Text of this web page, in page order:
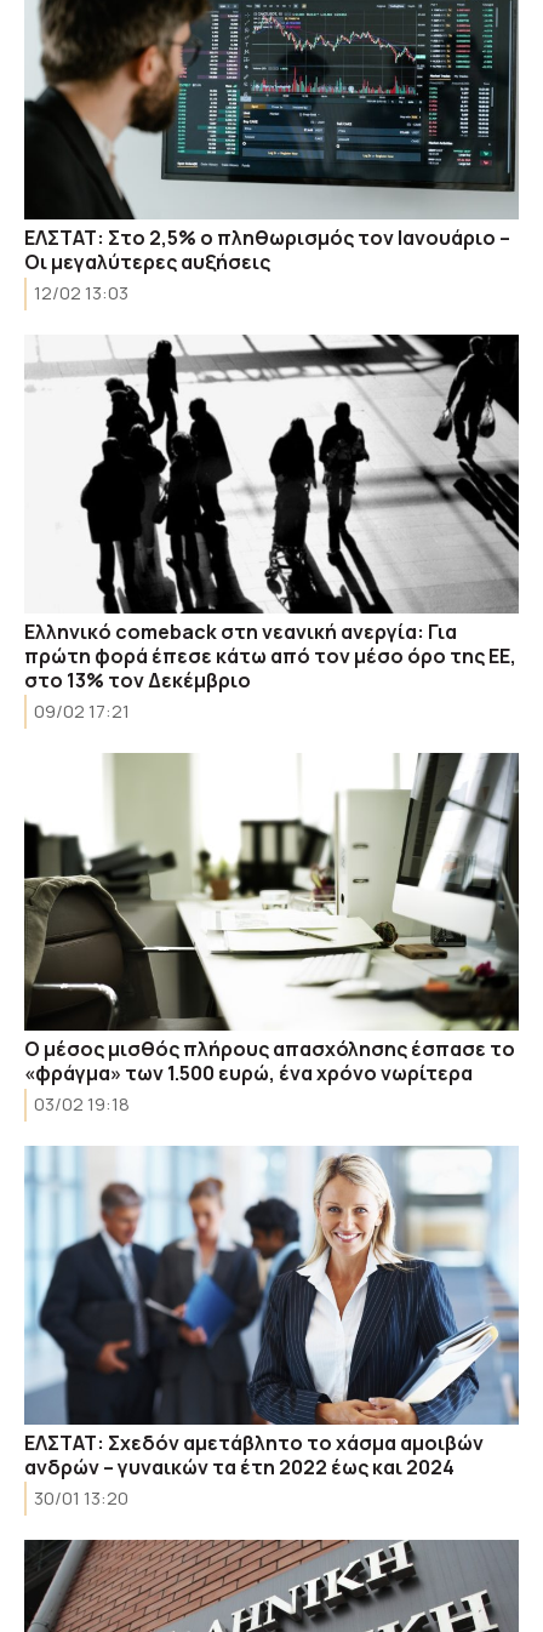
ΕΛΣΤΑΤ: Στο 2,5% ο πληθωρισμός τον Ιανουάριο –
Οι μεγαλύτερες αυξήσεις
12/02 13:03
Ελληνικό comeback στη νεανική ανεργία: Για
πρώτη φορά έπεσε κάτω από τον μέσο όρο της ΕΕ,
στο 13% τον Δεκέμβριο
09/02 17:21
Ο μέσος μισθός πλήρους απασχόλησης έσπασε το
«φράγμα» των 1.500 ευρώ, ένα χρόνο νωρίτερα
03/02 19:18
ΕΛΣΤΑΤ: Σχεδόν αμετάβλητο το χάσμα αμοιβών
ανδρών – γυναικών τα έτη 2022 έως και 2024
30/01 13:20